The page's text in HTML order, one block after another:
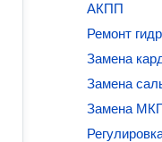
АКПП
Ремонт
Замена
Замена
Замена